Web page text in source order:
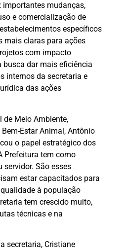
importantes mudanças,
e comercialização de
específicos
mais claras para ações
com impacto
dar mais eficiência
internos da secretaria e
das ações
de Meio Ambiente,
Estar Animal, Antônio
o papel estratégico dos
Prefeitura tem como
servidor. São esses
estar capacitados para
à população
tem crescido muito,
técnicas e na
secretaria, Cristiane